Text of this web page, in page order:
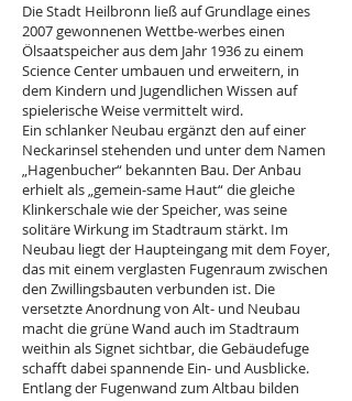
Die Stadt Heilbronn ließ auf Grundlage eines
2007 gewonnenen Wettbe-werbes einen
Ölsaatspeicher aus dem Jahr 1936 zu einem
Science Center umbauen und erweitern, in
dem Kindern und Jugendlichen Wissen auf
spielerische Weise vermittelt wird.
Ein schlanker Neubau ergänzt den auf einer
Neckarinsel stehenden und unter dem Namen
„Hagenbucher“ bekannten Bau. Der Anbau
erhielt als „gemein-same Haut“ die gleiche
Klinkerschale wie der Speicher, was seine
solitäre Wirkung im Stadtraum stärkt. Im
Neubau liegt der Haupteingang mit dem Foyer,
das mit einem verglasten Fugenraum zwischen
den Zwillingsbauten verbunden ist. Die
versetzte Anordnung von Alt- und Neubau
macht die grüne Wand auch im Stadtraum
weithin als Signet sichtbar, die Gebäudefuge
schafft dabei spannende Ein- und Ausblicke.
Entlang der Fugenwand zum Altbau bilden